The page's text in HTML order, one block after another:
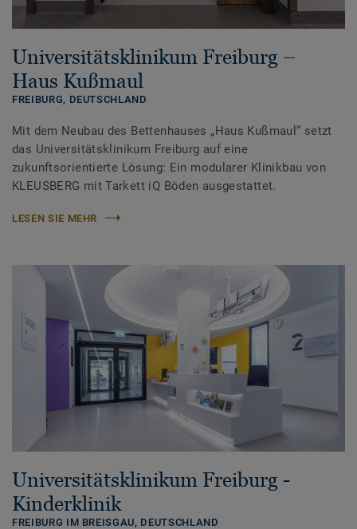
Universitätsklinikum Freiburg –
Haus Kußmaul
FREIBURG, DEUTSCHLAND
Mit dem Neubau des Bettenhauses „Haus Kußmaul“ setzt
das Universitätsklinikum Freiburg auf eine
zukunftsorientierte Lösung: Ein modularer Klinikbau von
KLEUSBERG mit Tarkett iQ Böden ausgestattet.
LESEN SIE MEHR
Universitätsklinikum Freiburg -
Kinderklinik
FREIBURG IM BREISGAU, DEUTSCHLAND